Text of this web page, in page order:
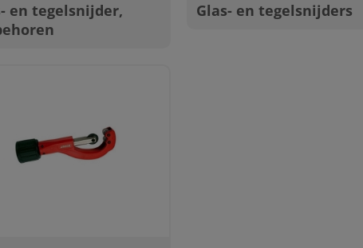
en tegelsnijder,
Glas- en tegelsnijders